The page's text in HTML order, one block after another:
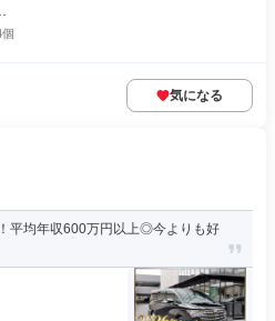
気になる
平均年収600万円以上◎今よりも好